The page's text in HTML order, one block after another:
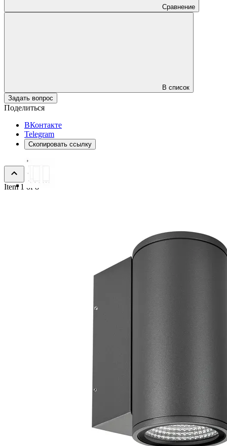
Сравнение
В список
Задать вопрос
Поделиться
ВКонтакте
Telegram
Скопировать ссылку
Item 1 of 8